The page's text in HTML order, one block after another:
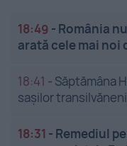
18:49 - România
arată cele mai noi
18:41 - Săptămâna
sașilor
18:31 - Remediul